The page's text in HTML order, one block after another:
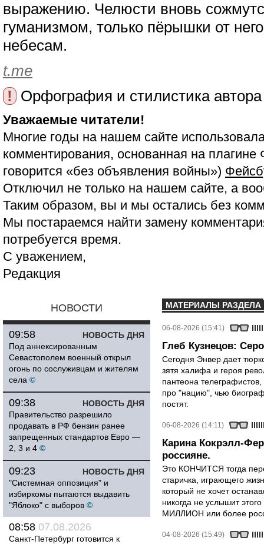
выражению. Челюсти вновь
гуманизмом, только пёрышки от
небесам.
t.me
!
Орфография и стилистика
Уважаемые читатели!
Многие годы на нашем сайте
комментирования, основанная на
говорится «без объявления войны»)
Отключил не только на нашем сайте, а
Таким образом, вы и мы остались без
Мы постараемся найти замену
потребуется время.
С уважением,
Редакция
НОВОСТИ
НОВОСТЬ ДНЯ
09:58
Под аннексированным
Севастополем военный открыл
огонь по сослуживцам и жителям
села ©
НОВОСТЬ ДНЯ
09:38
Правительство разрешило
продавать в РФ бензин ранее
запрещенных стандартов Евро —
2, 3 и 4 ©
НОВОСТЬ ДНЯ
09:23
"Системная оппозиция" и
избиркомы пытаются выдавить
"Яблоко" с выборов ©
08:58 07.08.2026
Санкт-Петербург готовится к
МАТЕРИАЛЫ РАЗДЕЛА
06-08-2026 (15:41)
Глеб Кузнецов:
Сегодня Энвер дает
зятя халифа и героя
пантеона
про "нацию", чью
постят.
06-08-2026 (14:11)
Карина Кокрэлл-
россияне.
Это КОНЧИТСЯ тогда
старичка, играющего
который не хочет
никогда не услышит
МИЛЛИОН или более
04-08-2026 (15:49)